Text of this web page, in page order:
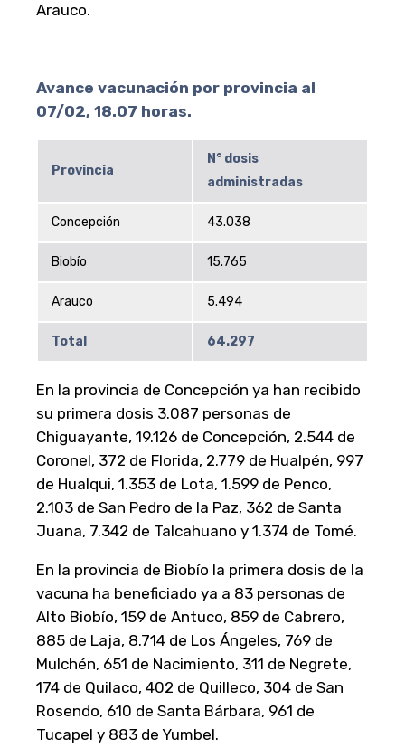
Arauco.
Avance vacunación por provincia al
07/02, 18.07 horas.
Provincia
N° dosis
administradas
Concepción 43.038
Biobío 15.765
Arauco 5.494
Total 64.297
En la provincia de Concepción ya han recibido
su primera dosis 3.087 personas de
Chiguayante, 19.126 de Concepción, 2.544 de
Coronel, 372 de Florida, 2.779 de Hualpén, 997
de Hualqui, 1.353 de Lota, 1.599 de Penco,
2.103 de San Pedro de la Paz, 362 de Santa
Juana, 7.342 de Talcahuano y 1.374 de Tomé.
En la provincia de Biobío la primera dosis de la
vacuna ha beneficiado ya a 83 personas de
Alto Biobío, 159 de Antuco, 859 de Cabrero,
885 de Laja, 8.714 de Los Ángeles, 769 de
Mulchén, 651 de Nacimiento, 311 de Negrete,
174 de Quilaco, 402 de Quilleco, 304 de San
Rosendo, 610 de Santa Bárbara, 961 de
Tucapel y 883 de Yumbel.